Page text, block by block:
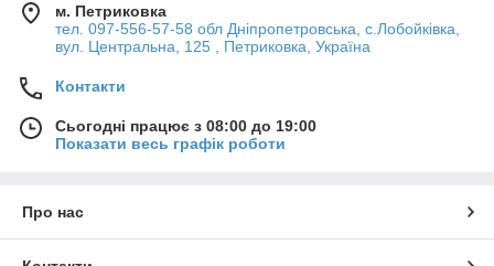
м. Петриковка
тел. 097-556-57-58 обл Дніпропетровська, с.Лобойківка,
вул. Центральна, 125 , Петриковка, Україна
Контакти
Сьогодні працює з 08:00 до 19:00
Показати весь графік роботи
Про нас